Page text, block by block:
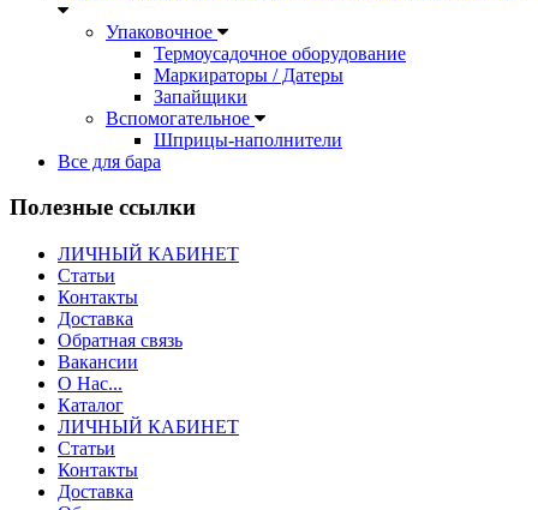
Упаковочное
Термоусадочное оборудование
Маркираторы / Датеры
Запайщики
Вспомогательное
Шприцы-наполнители
Все для бара
Полезные ссылки
ЛИЧНЫЙ КАБИНЕТ
Статьи
Контакты
Доставка
Обратная связь
Вакансии
О Нас...
Каталог
ЛИЧНЫЙ КАБИНЕТ
Статьи
Контакты
Доставка